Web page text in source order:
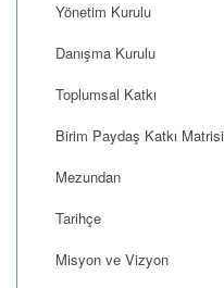
Yönetim Kurulu
Danışma Kurulu
Toplumsal Katkı
Birim Paydaş Katkı Matrisi
Mezundan
Tarihçe
Misyon ve Vizyon